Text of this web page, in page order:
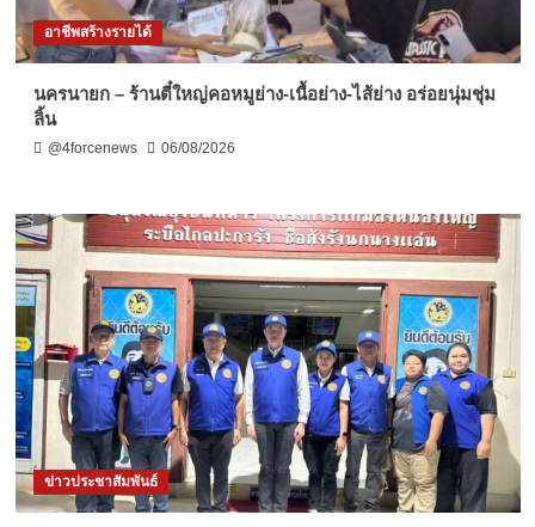
อาชีพสร้างรายได้
นครนายก – ร้านตี๋ใหญ่คอหมูย่าง-เนื้อย่าง-ไส้ย่าง อร่อยนุ่มชุ่ม
ลิ้น
@4forcenews 06/08/2026
ข่าวประชาสัมพันธ์